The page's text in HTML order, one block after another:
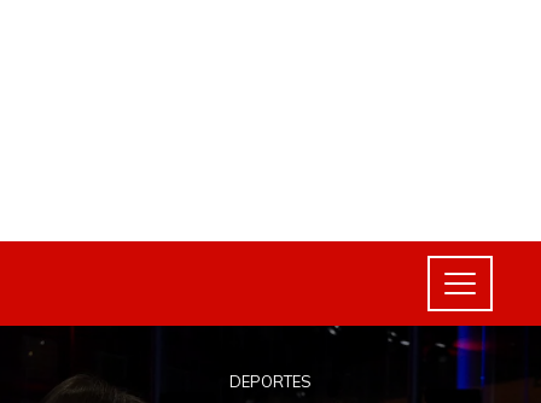
DEPORTES